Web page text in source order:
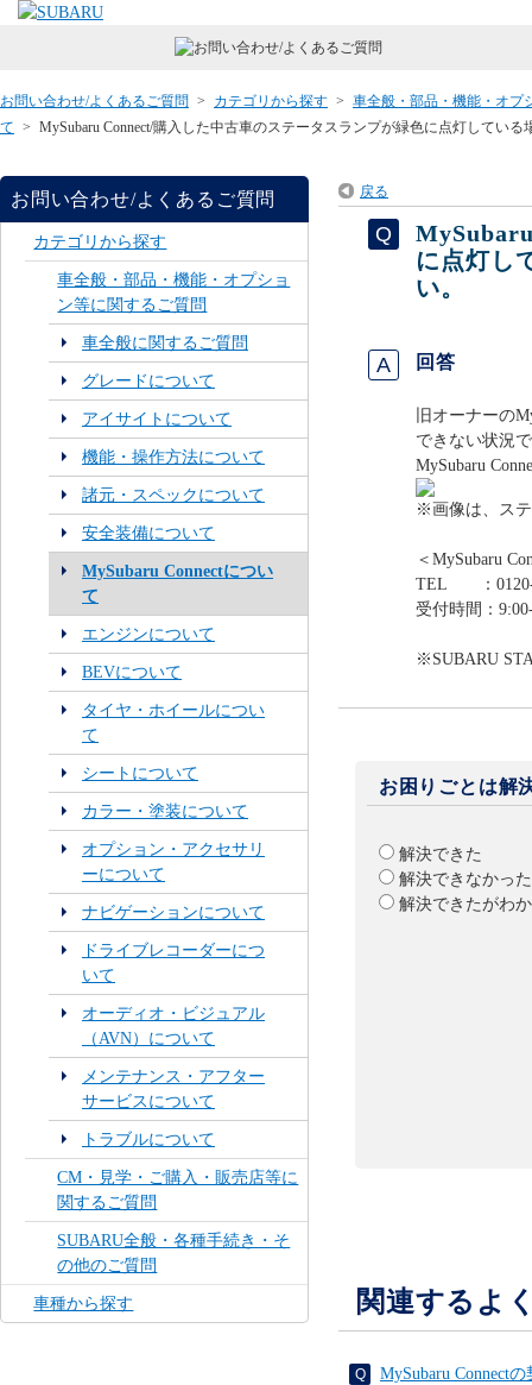
お問い合わせ/よくあるご質問 > カテゴリから探す > 車全般・部品・機能・オプ
て > MySubaru Connect/購入した中古車のステータスランプが緑色に点灯してい
お問い合わせ/よくあるご質問
カテゴリから探す
車全般・部品・機能・オプショ
ン等に関するご質問
車全般に関するご質問
グレードについて
アイサイトについて
機能・操作方法について
諸元・スペックについて
安全装備について
MySubaru Connectについ
て
エンジンについて
BEVについて
タイヤ・ホイールについ
て
シートについて
カラー・塗装について
オプション・アクセサリ
ーについて
ナビゲーションについて
ドライブレコーダーにつ
いて
オーディオ・ビジュアル
（AVN）について
メンテナンス・アフター
サービスについて
トラブルについて
CM・見学・ご購入・販売店等に
関するご質問
SUBARU全般・各種手続き・そ
の他のご質問
車種から探す
戻る
に点灯し
い。
回答
旧オーナーの
できない状況
MySubaru
※画像は、ス
＜MySubaru
TEL ：0120-
受付時間：
※SUBARU
お困りごとは解
解決できた
解決できなかった
解決できたがわ
関連するよ
MySubaru Connect